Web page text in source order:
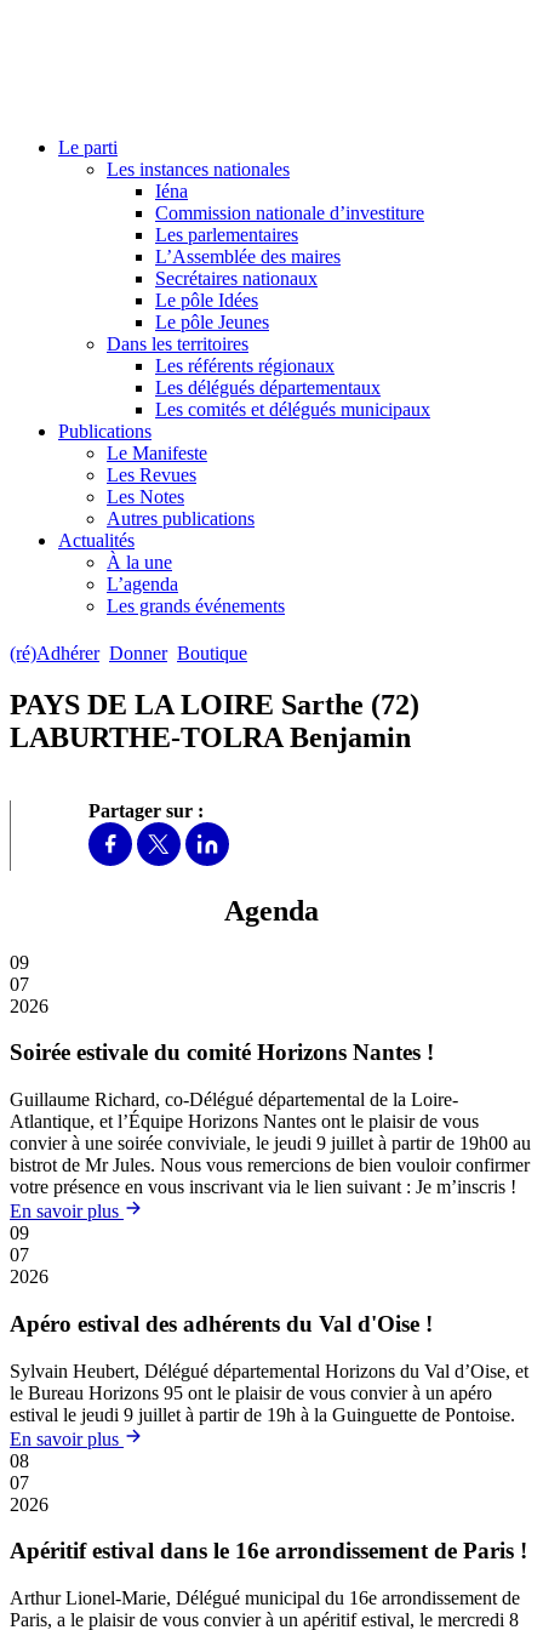
Le parti
Les instances nationales
Iéna
Commission nationale d’investiture
Les parlementaires
L’Assemblée des maires
Secrétaires nationaux
Le pôle Idées
Le pôle Jeunes
Dans les territoires
Les référents régionaux
Les délégués départementaux
Les comités et délégués municipaux
Publications
Le Manifeste
Les Revues
Les Notes
Autres publications
Actualités
À la une
L’agenda
Les grands événements
(ré)Adhérer Donner Boutique
PAYS DE LA LOIRE Sarthe (72)
LABURTHE-TOLRA Benjamin
Partager sur :
Agenda
09
07
2026
Soirée estivale du comité Horizons Nantes !
Guillaume Richard, co-Délégué départemental de la Loire-
Atlantique, et l’Équipe Horizons Nantes ont le plaisir de vous
convier à une soirée conviviale, le jeudi 9 juillet à partir de 19h00 au
bistrot de Mr Jules. Nous vous remercions de bien vouloir confirmer
votre présence en vous inscrivant via le lien suivant : Je m’inscris !
En savoir plus
09
07
2026
Apéro estival des adhérents du Val d'Oise !
Sylvain Heubert, Délégué départemental Horizons du Val d’Oise, et
le Bureau Horizons 95 ont le plaisir de vous convier à un apéro
estival le jeudi 9 juillet à partir de 19h à la Guinguette de Pontoise.
En savoir plus
08
07
2026
Apéritif estival dans le 16e arrondissement de Paris !
Arthur Lionel-Marie, Délégué municipal du 16e arrondissement de
Paris, a le plaisir de vous convier à un apéritif estival, le mercredi 8